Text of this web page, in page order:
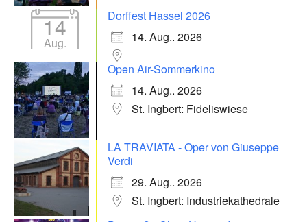
14
Aug.
Dorffest Hassel 2026
14. Aug.. 2026
Open Air-Sommerkino
14. Aug.. 2026
St. Ingbert: Fideliswiese
LA TRAVIATA - Oper von Giuseppe
Verdi
29. Aug.. 2026
St. Ingbert: Industriekathedrale